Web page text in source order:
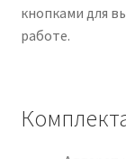
кнопками для
работе.